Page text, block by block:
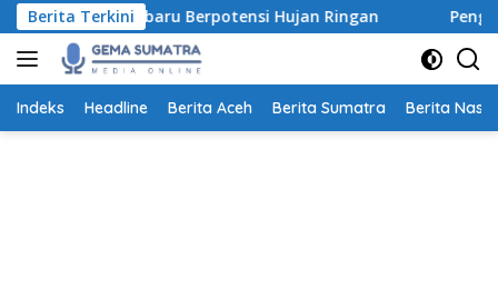
Langsung
ke
konten
Berita TerkiniBerpotensi Hujan Ringan Pengurus PWI
Indeks Headline Berita Aceh Berita Sumatra Berita